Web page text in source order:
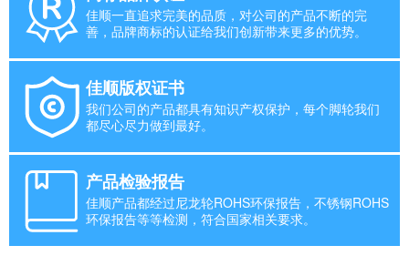
佳顺一直追求完美的品质，对公司的产品不断的完
善，品牌商标的认证给我们创新带来更多的优势。
佳顺版权证书
我们公司的产品都具有知识产权保护，每个脚轮我们
都尽心尽力做到最好。
产品检验报告
佳顺产品都经过尼龙轮ROHS环保报告，不锈钢ROHS
环保报告等等检测，符合国家相关要求。